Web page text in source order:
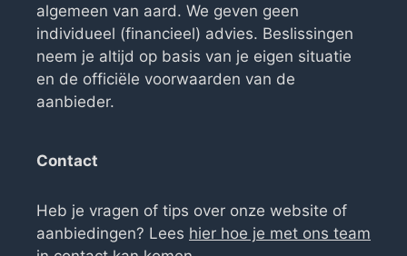
algemeen van aard. We geven geen
individueel (financieel) advies. Beslissingen
neem je altijd op basis van je eigen situatie
en de officiële voorwaarden van de
aanbieder.
Contact
Heb je vragen of tips over onze website of
aanbiedingen? Lees hier hoe je met ons team